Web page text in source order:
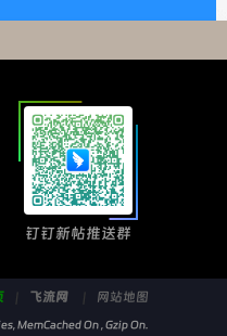
钉钉新帖推送群
飞流网 网站地图
MemCached On , Gzip On.